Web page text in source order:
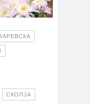
СКОПЈА